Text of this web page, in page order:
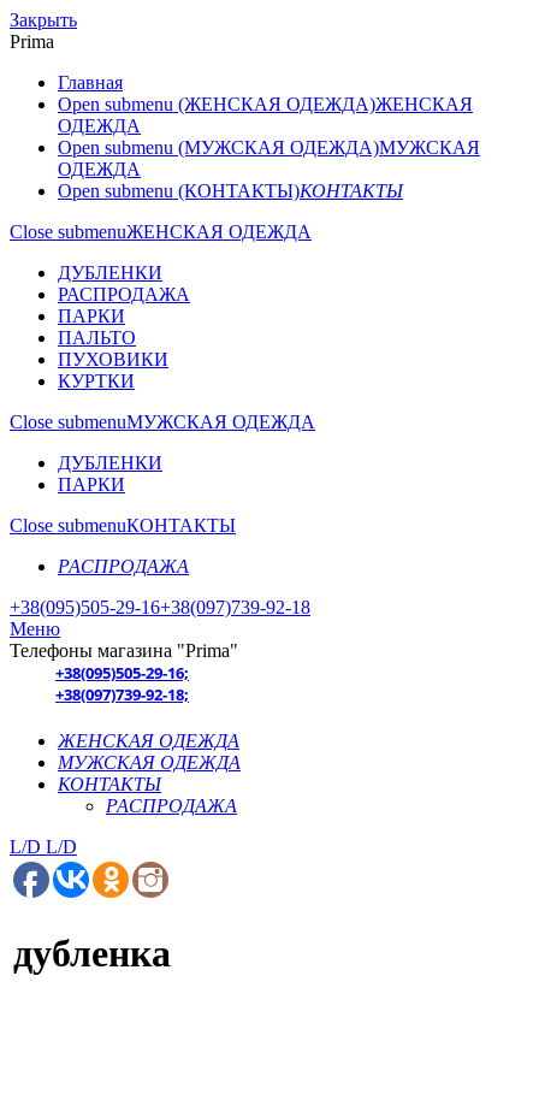
Закрыть
Prima
Главная
Open submenu (ЖЕНСКАЯ ОДЕЖДА)ЖЕНСКАЯ
ОДЕЖДА
Open submenu (МУЖСКАЯ ОДЕЖДА)МУЖСКАЯ
ОДЕЖДА
Open submenu (КОНТАКТЫ)КОНТАКТЫ
Close submenuЖЕНСКАЯ ОДЕЖДА
ДУБЛЕНКИ
РАСПРОДАЖА
ПАРКИ
ПАЛЬТО
ПУХОВИКИ
КУРТКИ
Close submenuМУЖСКАЯ ОДЕЖДА
ДУБЛЕНКИ
ПАРКИ
Close submenuКОНТАКТЫ
РАСПРОДАЖА
+38(095)505-29-16+38(097)739-92-18
Меню
Телефоны магазина "Prima"
+38(095)505-29-16;
+38(097)739-92-18;
ЖЕНСКАЯ ОДЕЖДА
МУЖСКАЯ ОДЕЖДА
КОНТАКТЫ
РАСПРОДАЖА
L/D L/D
дубленка